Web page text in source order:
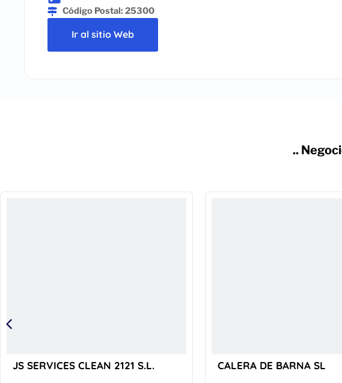
Código Postal: 25300
Ir al sitio Web
..
JS SERVICES CLEAN 2121 S.L. CALERA DE BARNA SL